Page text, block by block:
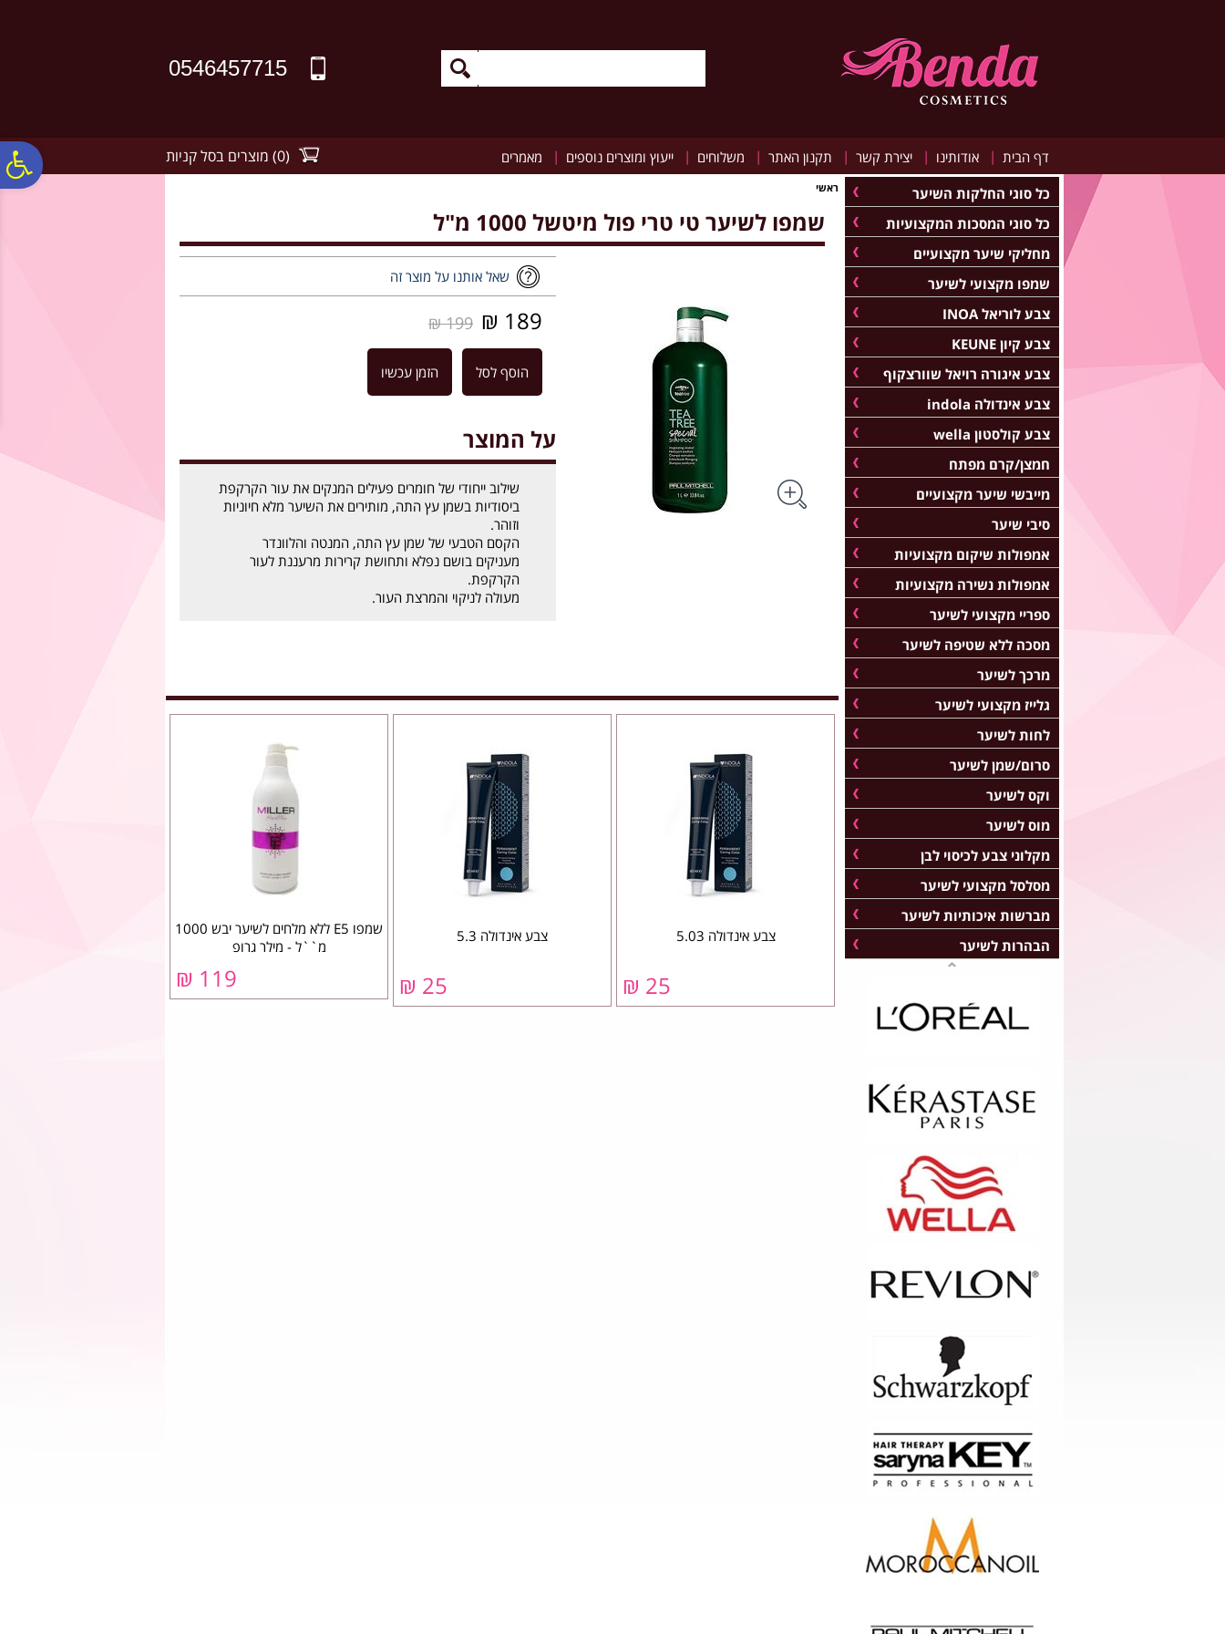
0546457715
דף הבית | אודותינו | יצירת קשר | תקנון האתר | משלוחים | ייעוץ ומוצרים נוספים | מאמרים (
0
) מוצרים בסל קניות
ראשי
שמפו לשיער טי טרי פול מיטשל 1000 מ"ל
שאל אותנו על מוצר זה
189 ₪
199 ₪
הוסף לסל הזמן עכשיו
על המוצר
שילוב ייחודי של חומרים פעילים המנקים את עור הקרקפת
ביסודיות בשמן עץ התה, מותירים את השיער מלא חיוניות
וזוהר.
הקסם הטבעי של שמן עץ התה, המנטה והלוונדר
מעניקים בושם נפלא ותחושת קרירות מרעננת לעור
הקרקפת.
מעולה לניקוי והמרצת העור.
צבע אינדולה 5.03
25 ₪
צבע אינדולה 5.3
25 ₪
שמפו E5 ללא מלחים לשיער יבש 1000
מ``ל - מילר גרופ
119 ₪
כל סוגי החלקות השיער
כל סוגי המסכות המקצועיות
מחליקי שיער מקצועיים
שמפו מקצועי לשיער
צבע לוריאל INOA
צבע קיון KEUNE
צבע איגורה רויאל שוורצקוף
צבע אינדולה indola
צבע קולסטון wella
חמצן/קרם מפתח
מייבשי שיער מקצועיים
סיבי שיער
אמפולות שיקום מקצועיות
אמפולות נשירה מקצועיות
ספריי מקצועי לשיער
מסכה ללא שטיפה לשיער
מרכך לשיער
גלייז מקצועי לשיער
לחות לשיער
סרום/שמן לשיער
וקס לשיער
מוס לשיער
מקלוני צבע לכיסוי לבן
מסלסל מקצועי לשיער
מברשות איכותיות לשיער
הבהרות לשיער